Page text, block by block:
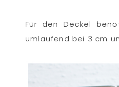
Für den Deckel
umlaufend bei 3 cm